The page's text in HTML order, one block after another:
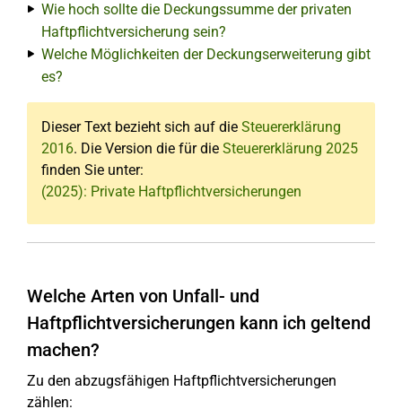
Wie hoch sollte die Deckungssumme der privaten
Haftpflichtversicherung sein?
Welche Möglichkeiten der Deckungserweiterung gibt
es?
Dieser Text bezieht sich auf die Steuererklärung
2016. Die Version die für die Steuererklärung 2025
finden Sie unter:
(2025): Private Haftpflichtversicherungen
Welche Arten von Unfall- und
Haftpflichtversicherungen kann ich geltend
machen?
Zu den abzugsfähigen Haftpflichtversicherungen
zählen: